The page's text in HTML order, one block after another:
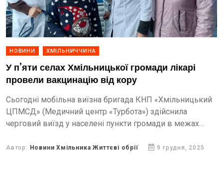
НОВИНИ ХМІЛЬНИЧЧИНА
У п’яти селах Хмільницької громади лікарі
провели вакцинацію від кору
Сьогодні мобільна виїзна бригада КНП «Хмільницький
ЦПМСД» (Медичний центр «Турбота») здійснила
черговий виїзд у населені пункти громади в межах
захист дитини проти кору».
Автор: Новини Хмільника Життєві обрії 9 грудня, 2025